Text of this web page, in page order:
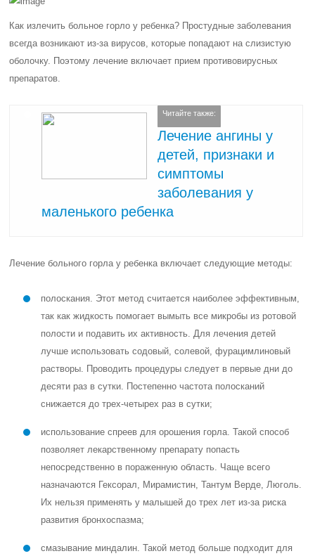
Как излечить больное горло у ребенка? Простудные заболевания
всегда возникают из-за вирусов, которые попадают на слизистую
оболочку. Поэтому лечение включает прием противовирусных
препаратов.
Читайте также:
Лечение ангины у
детей, признаки и
симптомы
заболевания у
маленького ребенка
Лечение больного горла у ребенка включает следующие методы:
полоскания. Этот метод считается наиболее эффективным,
так как жидкость помогает вымыть все микробы из ротовой
полости и подавить их активность. Для лечения детей
лучше использовать содовый, солевой, фурацимлиновый
растворы. Проводить процедуры следует в первые дни до
десяти раз в сутки. Постепенно частота полосканий
снижается до трех-четырех раз в сутки;
использование спреев для орошения горла. Такой способ
позволяет лекарственному препарату попасть
непосредственно в пораженную область. Чаще всего
назначаются Гексорал, Мирамистин, Тантум Верде, Люголь.
Их нельзя применять у малышей до трех лет из-за риска
развития бронхоспазма;
смазывание миндалин. Такой метод больше подходит для